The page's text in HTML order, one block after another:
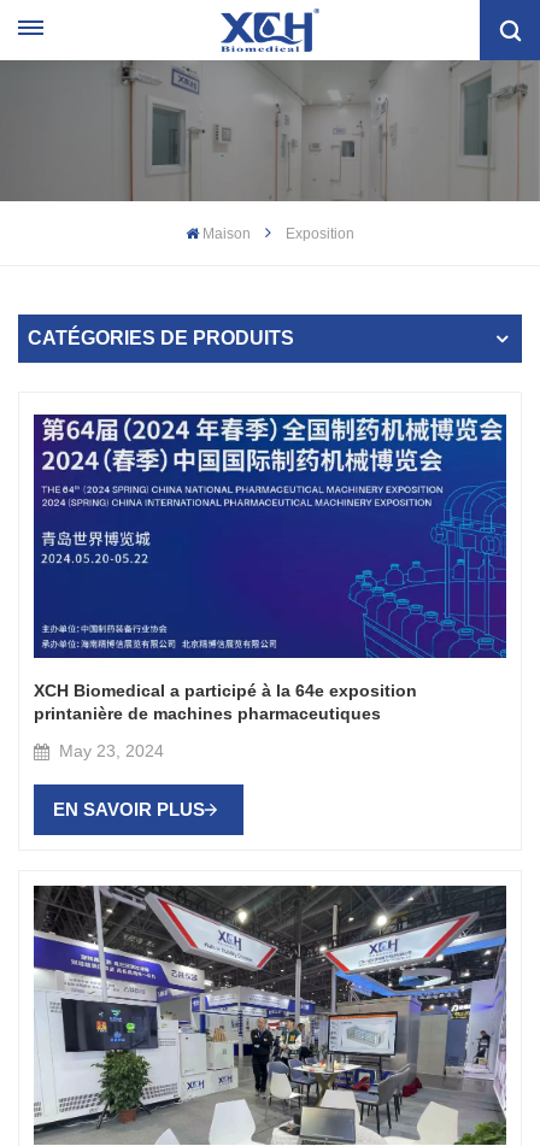
Maison Exposition
CATÉGORIES DE PRODUITS
XCH Biomedical a participé à la 64e exposition
printanière de machines pharmaceutiques
May 23, 2024
EN SAVOIR PLUS